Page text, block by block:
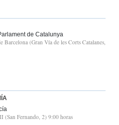
de Catalunya
Barcelona (Gran Vía de les Corts Catalanes,
Fernando, 2) 9:00 horas